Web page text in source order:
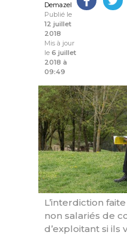
Demazel
Publié le
12 juillet
2018
Mis à jour
le 6 juillet
2018 à
09:49
L’interdiction
non salariés de
d’exploitant si